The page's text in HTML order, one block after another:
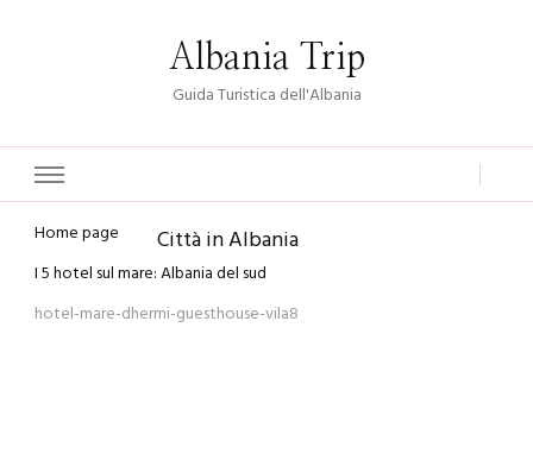
Albania Trip
Guida Turistica dell'Albania
Home page Città in Albania
I 5 hotel sul mare: Albania del sud
hotel-mare-dhermi-guesthouse-vila8